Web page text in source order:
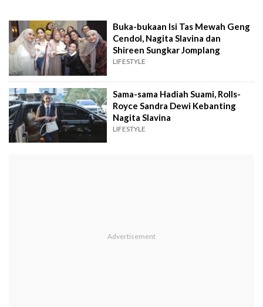
Buka-bukaan Isi Tas Mewah Geng
Cendol, Nagita Slavina dan
Shireen Sungkar Jomplang
LIFESTYLE
Sama-sama Hadiah Suami, Rolls-
Royce Sandra Dewi Kebanting
Nagita Slavina
LIFESTYLE